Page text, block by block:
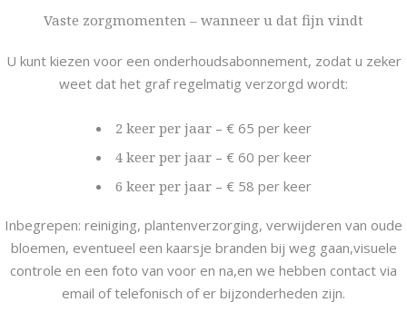
Vaste zorgmomenten – wanneer u dat fijn vindt
U kunt kiezen voor een onderhoudsabonnement, zodat u zeker
weet dat het graf regelmatig verzorgd wordt:
2 keer per jaar– € 65 per keer
4 keer per jaar– € 60 per keer
6 keer per jaar– € 58 per keer
Inbegrepen: reiniging, plantenverzorging, verwijderen van oude
bloemen, eventueel een kaarsje branden bij weg gaan,visuele
controle en een foto van voor en na,en we hebben contact via
email of telefonisch of er bijzonderheden zijn.